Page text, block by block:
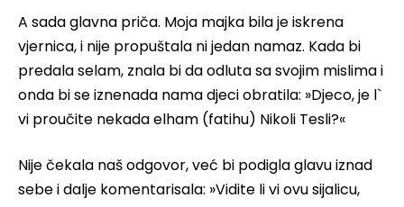
A sada glavna priča. Moja majka bila je iskrena
vjernica, i nije propuštala ni jedan namaz. Kada bi
predala selam, znala bi da odluta sa svojim mislima i
onda bi se iznenada nama djeci obratila: »Djeco, je l`
vi proučite nekada elham (fatihu) Nikoli Tesli?«
Nije čekala naš odgovor, već bi podigla glavu iznad
sebe i dalje komentarisala: »Vidite li vi ovu sijalicu,